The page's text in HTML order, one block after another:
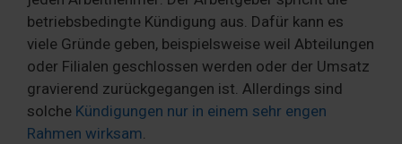
betriebsbedingte Kündigung aus. Dafür kann es
viele Gründe geben, beispielsweise weil Abteilungen
oder Filialen geschlossen werden oder der Umsatz
gravierend zurückgegangen ist. Allerdings sind
solche Kündigungen nur in einem sehr engen
Rahmen wirksam.